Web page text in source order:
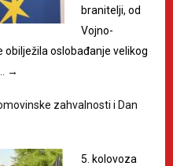
branitelji, od
Vojno-
obilježila oslobađanje velikog
→
zahvalnosti i Dan
5. kolovoza